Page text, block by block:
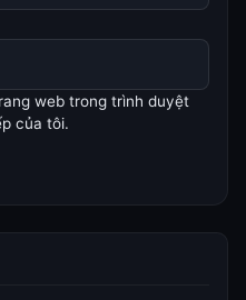
web trong trình duyệt
của tôi.